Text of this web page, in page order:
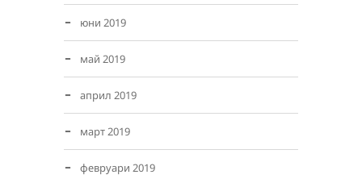
юни 2019
май 2019
април 2019
март 2019
февруари 2019